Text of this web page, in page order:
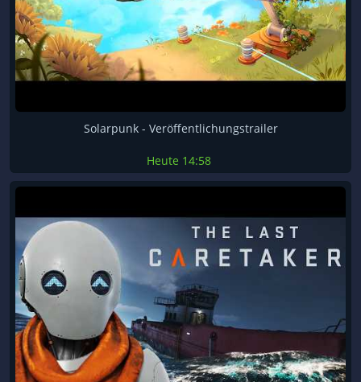
Solarpunk - Veröffentlichungstrailer
Heute 14:58